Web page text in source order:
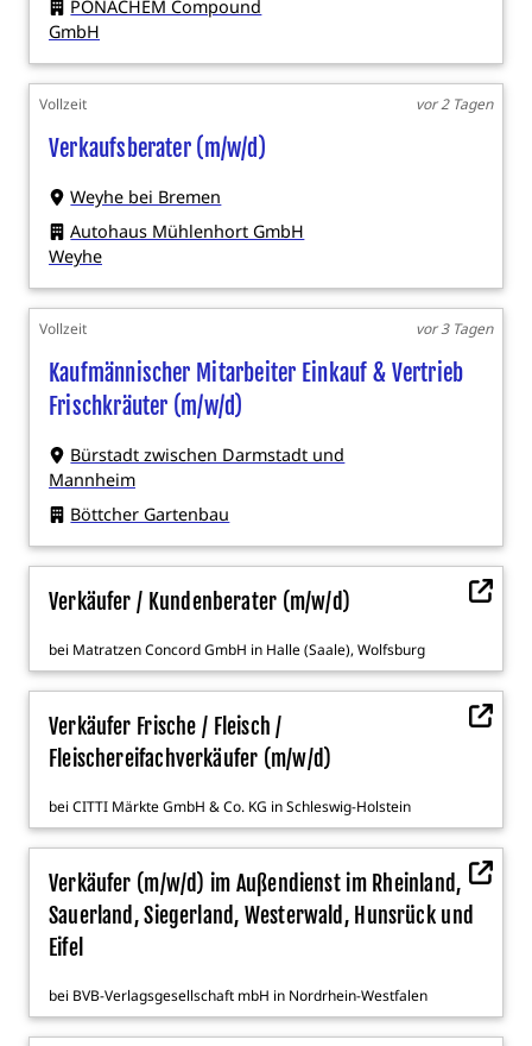
PONACHEM Compound
GmbH
Vollzeit vor 2 Tagen
Verkaufsberater (m/w/d)
Weyhe bei Bremen
Autohaus Mühlenhort GmbH
Weyhe
Vollzeit vor 3 Tagen
Kaufmännischer Mitarbeiter Einkauf & Vertrieb
Frischkräuter (m/w/d)
Bürstadt zwischen Darmstadt und
Mannheim
Böttcher Gartenbau
Verkäufer / Kundenberater (m/w/d)
bei Matratzen Concord GmbH in Halle (Saale),Wolfsburg
Verkäufer Frische / Fleisch /
Fleischereifachverkäufer (m/w/d)
bei CITTI Märkte GmbH & Co. KG inSchleswig-Holstein
Verkäufer (m/w/d) im Außendienst im Rheinland,
Sauerland, Siegerland, Westerwald, Hunsrück und
Eifel
bei BVB-Verlagsgesellschaft mbH in Nordrhein-Westfalen